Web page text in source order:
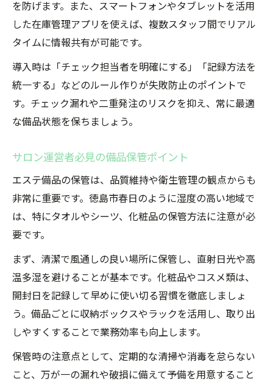
を防げます。また、スマートフォンやタブレットを活用
した在庫管理アプリを使えば、複数スタッフ間でリアル
タイムに情報共有が可能です。
導入時は「チェック担当者を明確にする」「記録方法を
統一する」などのルール作りが失敗防止のポイントで
す。チェック漏れや二重発注のリスクを抑え、常に最適
な備品状態を保ちましょう。
サロン運営者必見の備品保管ポイント
エステ備品の保管は、品質維持や衛生管理の観点からも
非常に重要です。徳島市春日のように湿度の高い地域で
は、特にタオルやシーツ、化粧品の保管方法に注意が必
要です。
まず、清潔で風通しの良い場所に保管し、直射日光や高
温多湿を避けることが基本です。化粧品やコスメ類は、
開封日を記録して早めに使い切る習慣を徹底しましょ
う。備品ごとに収納ボックスやラックを活用し、取り出
しやすくすることで業務効率も向上します。
保管時の注意点として、定期的な清掃や消毒を怠らない
こと、万が一の漏れや破損に備えて予備を用意すること